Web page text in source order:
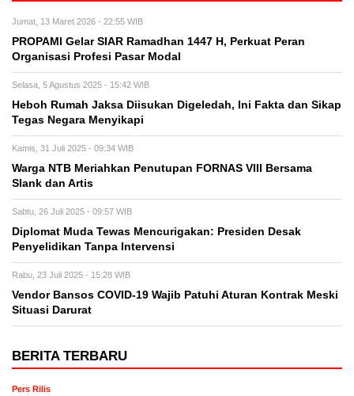
Jumat, 13 Maret 2026 - 22:55 WIB
PROPAMI Gelar SIAR Ramadhan 1447 H, Perkuat Peran
Organisasi Profesi Pasar Modal
Selasa, 5 Agustus 2025 - 15:42 WIB
Heboh Rumah Jaksa Diisukan Digeledah, Ini Fakta dan Sikap
Tegas Negara Menyikapi
Kamis, 31 Juli 2025 - 09:34 WIB
Warga NTB Meriahkan Penutupan FORNAS VIII Bersama
Slank dan Artis
Sabtu, 26 Juli 2025 - 09:57 WIB
Diplomat Muda Tewas Mencurigakan: Presiden Desak
Penyelidikan Tanpa Intervensi
Rabu, 23 Juli 2025 - 15:28 WIB
Vendor Bansos COVID-19 Wajib Patuhi Aturan Kontrak Meski
Situasi Darurat
BERITA TERBARU
Pers Rilis